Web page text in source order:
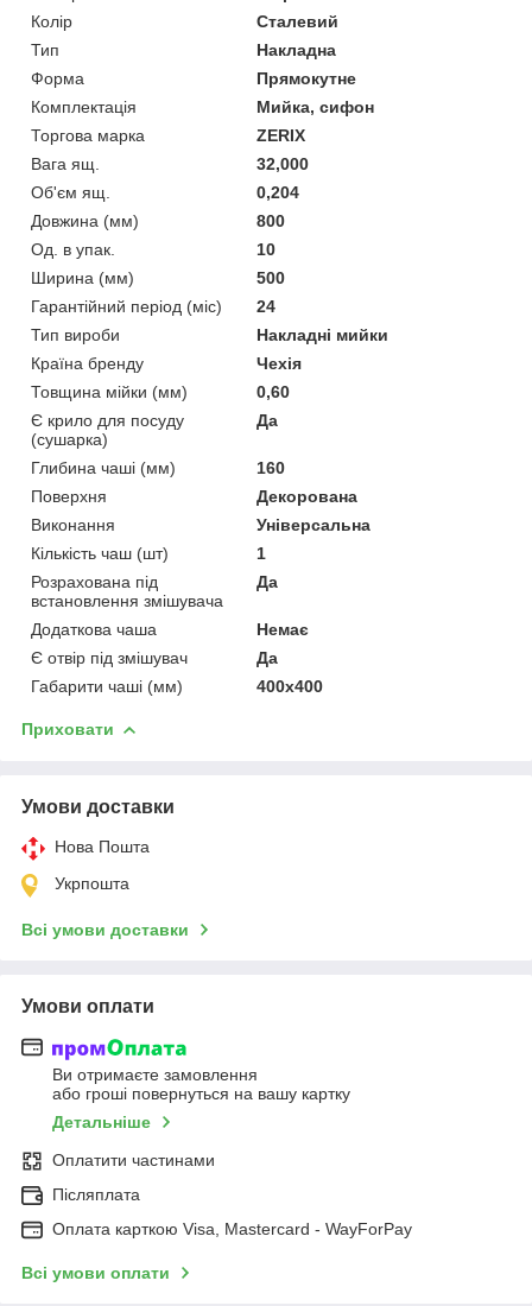
Колір
Сталевий
Тип
Накладна
Форма
Прямокутне
Комплектація
Мийка, сифон
Торгова марка
ZERIX
Вага ящ.
32,000
Об'єм ящ.
0,204
Довжина (мм)
800
Од. в упак.
10
Ширина (мм)
500
Гарантійний період (міс)
24
Тип вироби
Накладні мийки
Країна бренду
Чехія
Товщина мійки (мм)
0,60
Є крило для посуду
(сушарка)
Да
Глибина чаші (мм)
160
Поверхня
Декорована
Виконання
Універсальна
Кількість чаш (шт)
1
Розрахована під
встановлення змішувача
Да
Додаткова чаша
Немає
Є отвір під змішувач
Да
Габарити чаші (мм)
400х400
Приховати
Умови доставки
Нова Пошта
Укрпошта
Всі умови доставки
Умови оплати
Ви отримаєте замовлення
або гроші повернуться на вашу картку
Детальніше
Оплатити частинами
Післяплата
Оплата карткою Visa, Mastercard - WayForPay
Всі умови оплати